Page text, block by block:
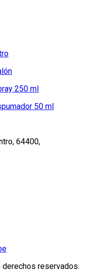
250 ml
50 ml
64400,
reservados.